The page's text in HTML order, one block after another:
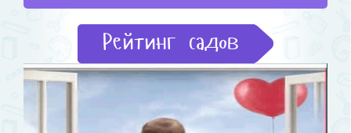
Рейтинг садов